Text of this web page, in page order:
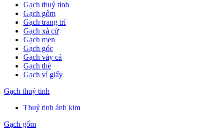
Gạch thuỷ tinh
Gạch gốm
Gạch trang trí
Gạch xà cừ
Gạch men
Gạch góc
Gạch vảy cá
Gạch thẻ
Gạch vỉ giấy
Gạch thuỷ tinh
Thuỷ tinh ánh kim
Gạch gốm